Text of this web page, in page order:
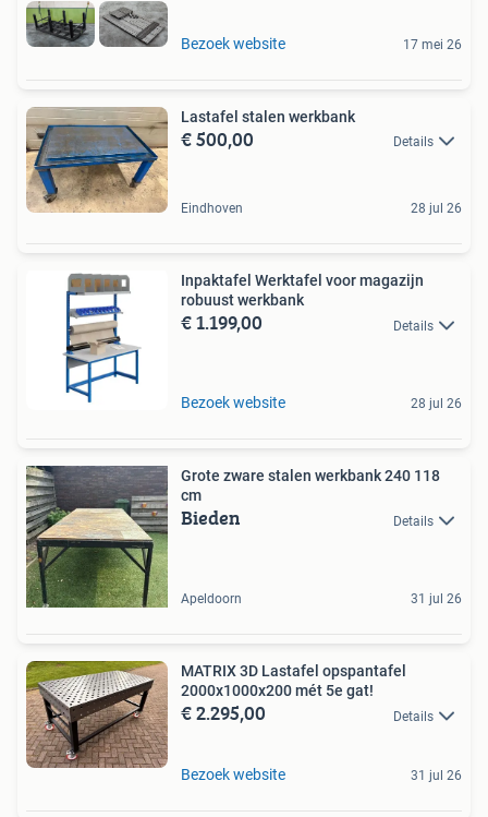
Bezoek website 17 mei 26
Lastafel stalen werkbank
€ 500,00 Details
Eindhoven 28 jul 26
Inpaktafel Werktafel voor magazijn
robuust werkbank
€ 1.199,00 Details
Bezoek website 28 jul 26
Grote zware stalen werkbank 240 118
cm
Bieden Details
Apeldoorn 31 jul 26
MATRIX 3D Lastafel opspantafel
2000x1000x200 mét 5e gat!
€ 2.295,00 Details
Bezoek website 31 jul 26